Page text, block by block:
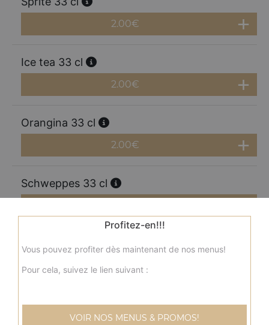
2.00€
Ice tea 33 cl
2.00€
Orangina 33 cl
2.00€
Schweppes 33 cl
Perrier 33 cl
2.00€
Coca cola 1.25l
Profitez-en!!!
Vous pouvez profiter dès maintenant de nos menus!
Pour cela, suivez le lien suivant :
VOIR NOS MENUS & PROMOS!